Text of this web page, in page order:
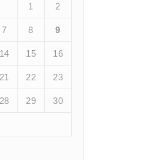
1 2
7 8 9
14 15 16
21 22 23
28 29 30